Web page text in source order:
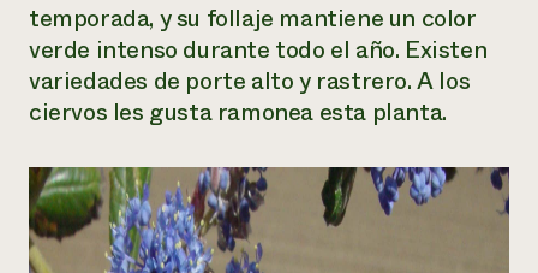
temporada, y su follaje mantiene un color
verde intenso durante todo el año. Existen
variedades de porte alto y rastrero. A los
ciervos les gusta ramonea esta planta.